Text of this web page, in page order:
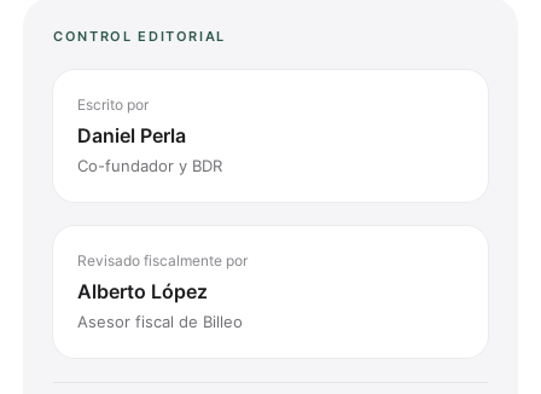
CONTROL EDITORIAL
Escrito por
Daniel Perla
Co-fundador y BDR
Revisado fiscalmente por
Alberto López
Asesor fiscal de Billeo